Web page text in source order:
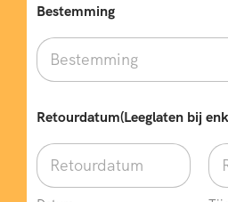
Bestemming
Retourdatum(Leeglaten bij